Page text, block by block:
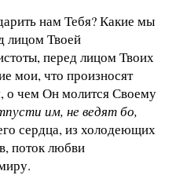
нам Тебя? Какие мы
лицом Твоей
перед лицом Твоих
мои, что произносят
о чем Он молится Своему
им, не ведят бо,
сердца, из холодеющих
поток любви